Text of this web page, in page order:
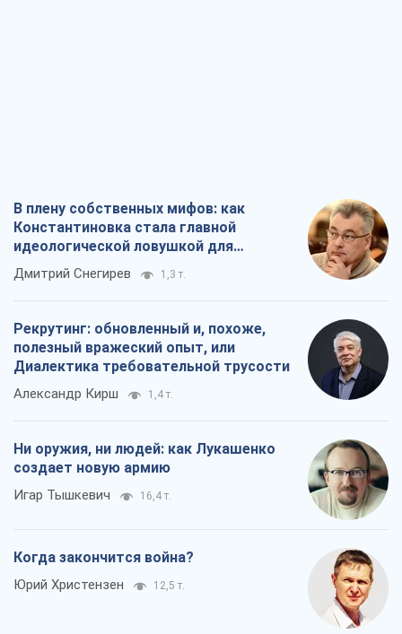
В плену собственных мифов: как
Константиновка стала главной
идеологической ловушкой для
российских оккупантов
Дмитрий Снегирев 1,3 т.
Рекрутинг: обновленный и, похоже,
полезный вражеский опыт, или
Диалектика требовательной трусости
Александр Кирш 1,4 т.
Ни оружия, ни людей: как Лукашенко
создает новую армию
Игар Тышкевич 16,4 т.
Когда закончится война?
Юрий Христензен 12,5 т.